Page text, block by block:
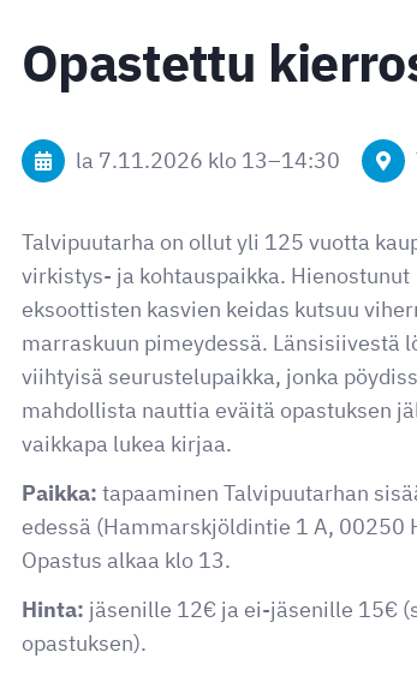
Opastettu
la 7.11.2026 klo 13–14:30
Talvipuutarha on ollut yli 125 vuotta
virkistys- ja kohtauspaikka. Hienostunut
eksoottisten kasvien keidas kutsuu
marraskuun pimeydessä. Länsisiivestä
viihtyisä seurustelupaikka, jonka
mahdollista nauttia eväitä opastuksen
vaikkapa lukea kirjaa.
Paikka: tapaaminen Talvipuutarhan
edessä (Hammarskjöldintie 1 A, 00250
Opastus alkaa klo 13.
Hinta: jäsenille 12€ ja ei-jäsenille 15€
opastuksen).